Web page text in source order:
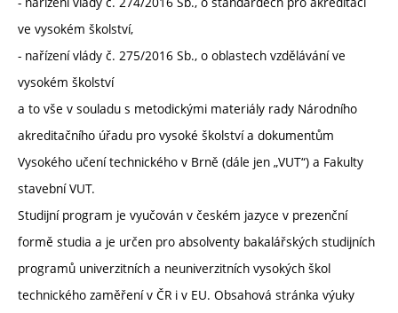
ve vysokém školství,
- nařízení vlády č. 275/2016 Sb., o oblastech vzdělávání ve
vysokém školství
a to vše v souladu s metodickými materiály rady Národního
akreditačního úřadu pro vysoké školství a dokumentům
Vysokého učení technického v Brně (dále jen „VUT“) a Fakulty
stavební VUT.
Studijní program je vyučován v českém jazyce v prezenční
formě studia a je určen pro absolventy bakalářských studijních
programů univerzitních a neuniverzitních vysokých škol
technického zaměření v ČR i v EU. Obsahová stránka výuky